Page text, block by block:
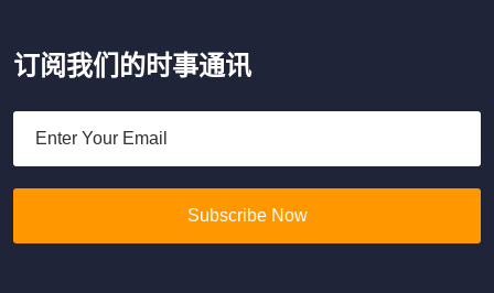
订阅我们的时事通讯
Subscribe Now